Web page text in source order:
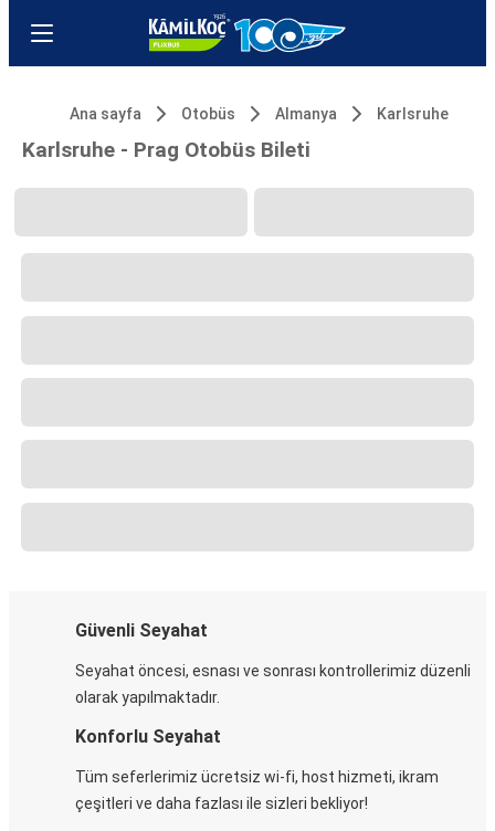
Ana sayfa Otobüs Almanya Karlsruhe
Karlsruhe - Prag Otobüs Bileti
Güvenli Seyahat
Seyahat öncesi, esnası ve sonrası kontrollerimiz düzenli
olarak yapılmaktadır.
Konforlu Seyahat
Tüm seferlerimiz ücretsiz wi-fi, host hizmeti, ikram
çeşitleri ve daha fazlası ile sizleri bekliyor!